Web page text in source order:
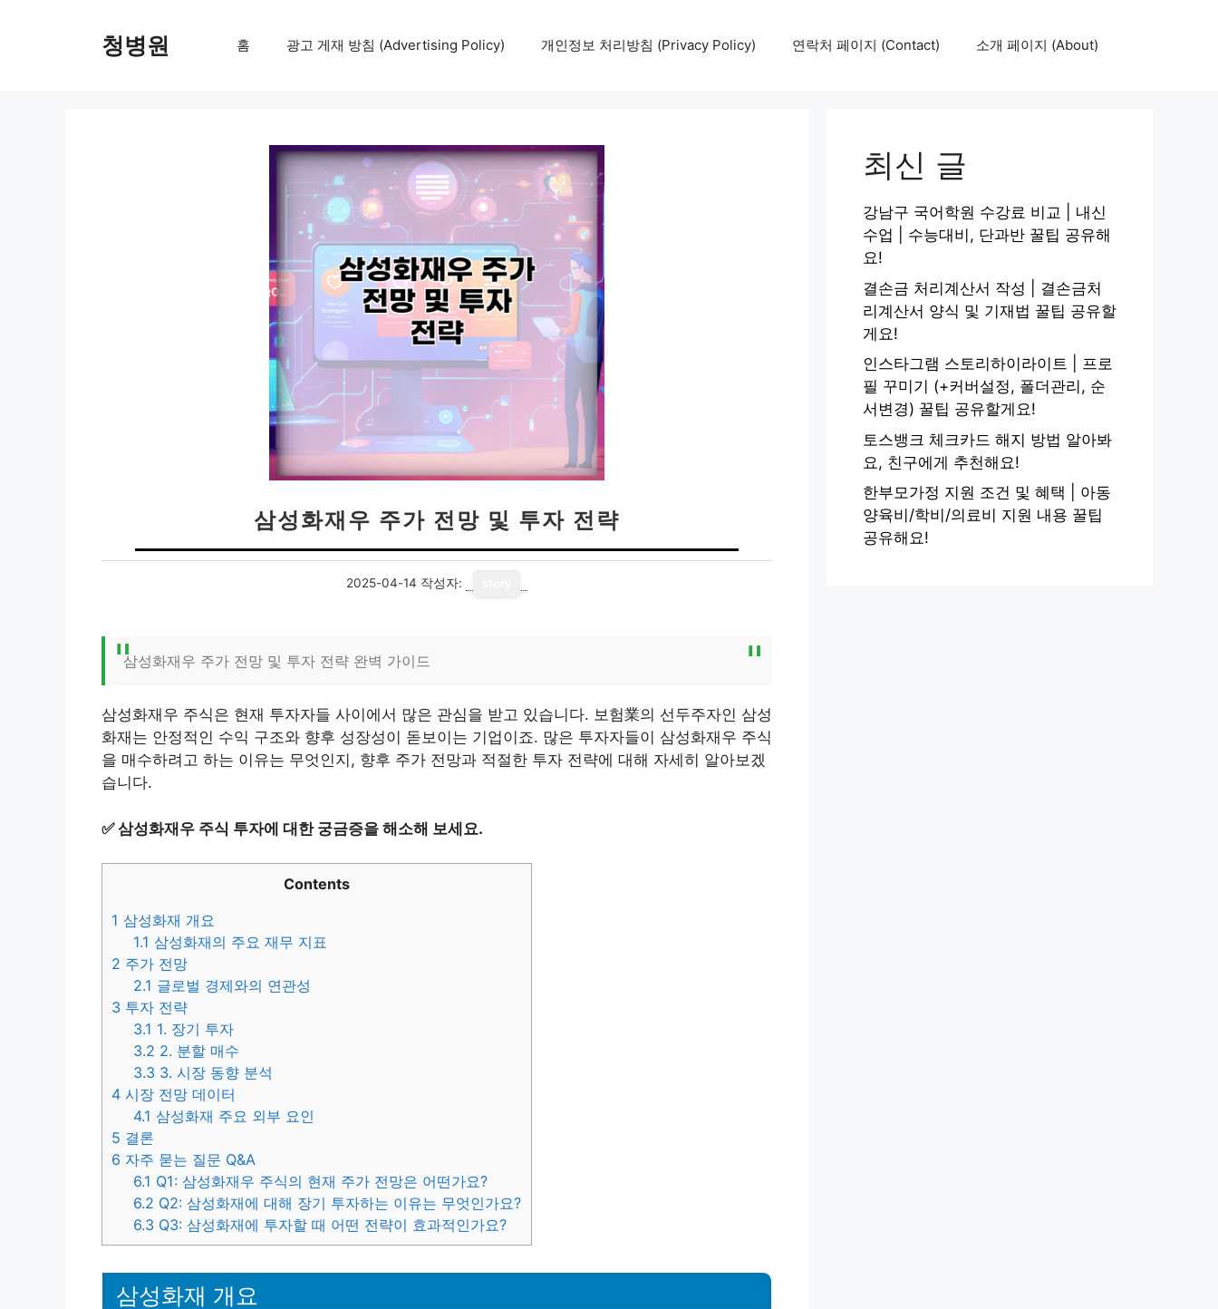
청병원 홈 광고 게재 방침 (Advertising Policy) 개인정보 처리방침 (Privacy Policy) 연락처 페이지 (Contact) 소개 페이지 (About)
삼성화재우 주가 전망 및 투자 전략
2025-04-14 작성자:
삼성화재우 주가 전망 및 투자 전략 완벽 가이드
삼성화재우 주식은 현재 투자자들 사이에서 많은 관심을 받고 있습니다. 보험業의 선두주자인 삼성
화재는 안정적인 수익 구조와 향후 성장성이 돋보이는 기업이죠. 많은 투자자들이 삼성화재우 주식
을 매수하려고 하는 이유는 무엇인지, 향후 주가 전망과 적절한 투자 전략에 대해 자세히 알아보겠
습니다.
✅삼성화재우 주식 투자에 대한 궁금증을 해소해 보세요.
Contents
1 삼성화재 개요
1.1 삼성화재의 주요 재무 지표
2 주가 전망
2.1 글로벌 경제와의 연관성
3 투자 전략
3.1 1. 장기 투자
3.2 2. 분할 매수
3.3 3. 시장 동향 분석
4 시장 전망 데이터
4.1 삼성화재 주요 외부 요인
5 결론
6 자주 묻는 질문 Q&A
6.1 Q1: 삼성화재우 주식의 현재 주가 전망은 어떤가요?
6.2 Q2: 삼성화재에 대해 장기 투자하는 이유는 무엇인가요?
6.3 Q3: 삼성화재에 투자할 때 어떤 전략이 효과적인가요?
삼성화재 개요
최신 글
강남구 국어학원 수강료 비교 | 내신
수업 | 수능대비, 단과반 꿀팁 공유해
요!
결손금 처리계산서 작성 | 결손금처
리계산서 양식 및 기재법 꿀팁 공유할
게요!
인스타그램 스토리하이라이트 | 프로
필 꾸미기 (+커버설정, 폴더관리, 순
서변경) 꿀팁 공유할게요!
토스뱅크 체크카드 해지 방법 알아봐
요, 친구에게 추천해요!
한부모가정 지원 조건 및 혜택 | 아동
양육비/학비/의료비 지원 내용 꿀팁
공유해요!